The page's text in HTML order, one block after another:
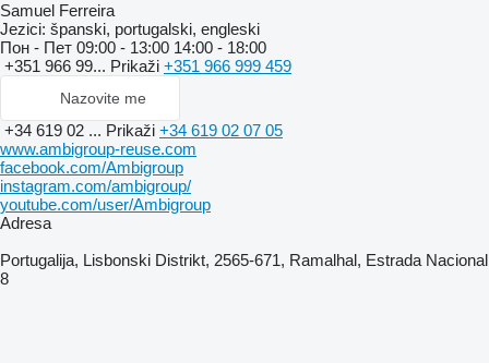
Samuel Ferreira
Jezici: španski, portugalski, engleski
Пон - Пет 09:00 - 13:00 14:00 - 18:00
+351 966 99... Prikaži +351 966 999 459
Nazovite me
+34 619 02 ... Prikaži +34 619 02 07 05
www.ambigroup-reuse.com
facebook.com/Ambigroup
instagram.com/ambigroup/
youtube.com/user/Ambigroup
Adresa
Portugalija, Lisbonski Distrikt, 2565-671, Ramalhal, Estrada Nacional
8